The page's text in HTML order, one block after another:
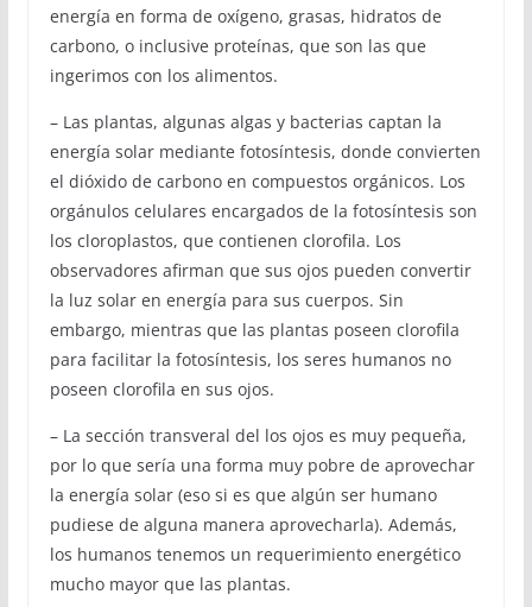
energía en forma de oxígeno, grasas, hidratos de
carbono, o inclusive proteínas, que son las que
ingerimos con los alimentos.
– Las plantas, algunas algas y bacterias captan la
energía solar mediante fotosíntesis, donde convierten
el dióxido de carbono en compuestos orgánicos. Los
orgánulos celulares encargados de la fotosíntesis son
los cloroplastos, que contienen clorofila. Los
observadores afirman que sus ojos pueden convertir
la luz solar en energía para sus cuerpos. Sin
embargo, mientras que las plantas poseen clorofila
para facilitar la fotosíntesis, los seres humanos no
poseen clorofila en sus ojos.
– La sección transveral del los ojos es muy pequeña,
por lo que sería una forma muy pobre de aprovechar
la energía solar (eso si es que algún ser humano
pudiese de alguna manera aprovecharla). Además,
los humanos tenemos un requerimiento energético
mucho mayor que las plantas.